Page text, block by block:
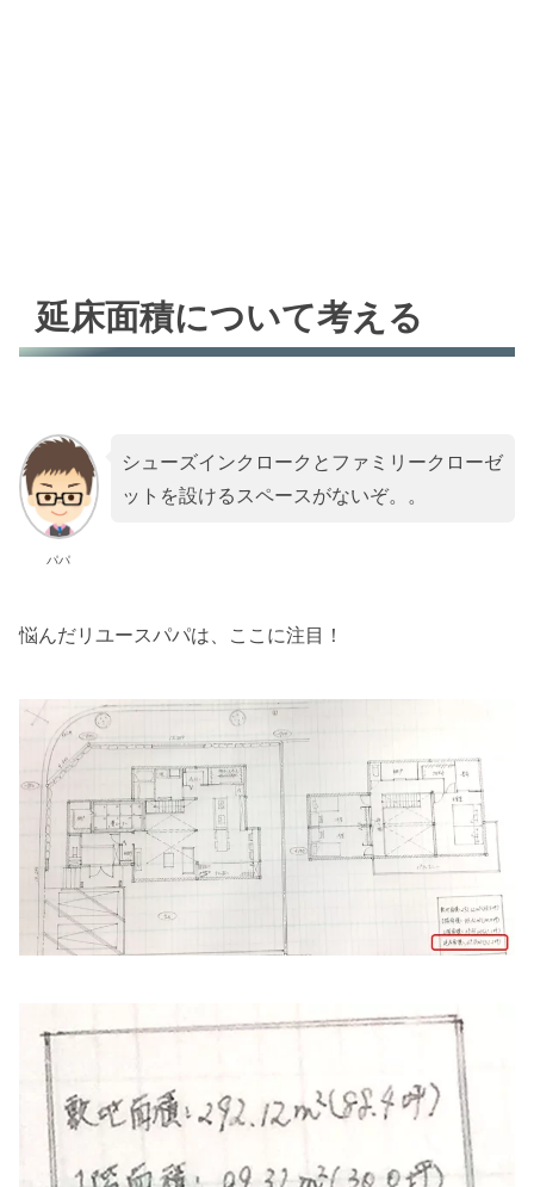
延床面積について考える
パパ
シューズインクロークとファミリークローゼ
ットを設けるスペースがないぞ。。
悩んだリユースパパは、ここに注目！